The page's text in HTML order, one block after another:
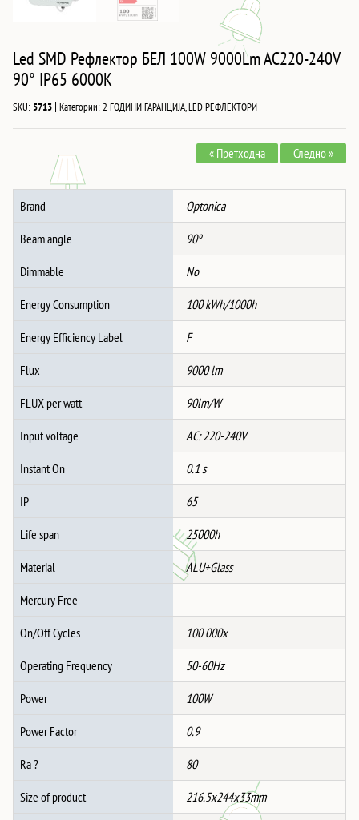
Led SMD Рефлектор БЕЛ 100W 9000Lm AC220-240V
90° IP65 6000K
SKU:5713 | Категории:2 ГОДИНИ ГАРАНЦИЈА,LED РЕФЛЕКТОРИ
« Претходна Следно »
Brand Optonica
Beam angle 90º
Dimmable No
Energy Consumption 100 kWh/1000h
Energy Efficiency Label F
Flux 9000 lm
FLUX per watt 90lm/W
Input voltage AC: 220-240V
Instant On 0.1 s
IP 65
Life span 25000h
Material ALU+Glass
Mercury Free
On/Off Cycles 100 000x
Operating Frequency 50-60Hz
Power 100W
Power Factor 0.9
Ra ? 80
Size of product 216.5x244x33mm